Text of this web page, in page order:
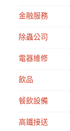
金融服務
除蟲公司
電器維修
飲品
餐飲設備
高鐵接送